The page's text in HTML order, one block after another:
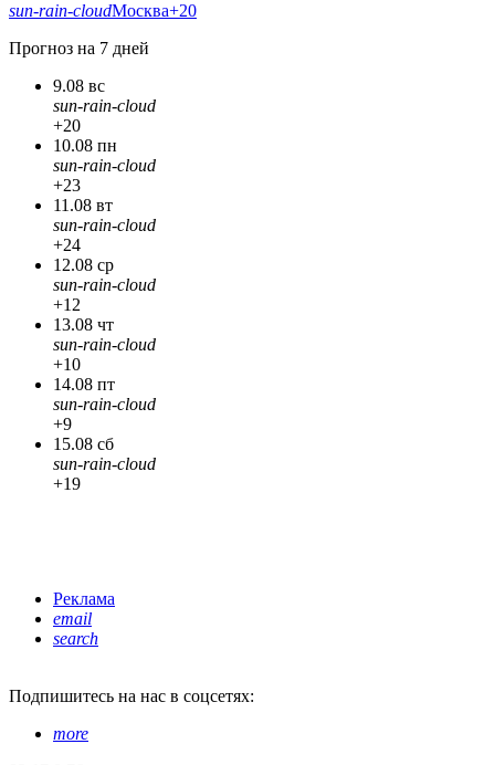
sun-rain-cloudМосква+20
Прогноз на 7 дней
9.08 вс
sun-rain-cloud
+20
10.08 пн
sun-rain-cloud
+23
11.08 вт
sun-rain-cloud
+24
12.08 ср
sun-rain-cloud
+12
13.08 чт
sun-rain-cloud
+10
14.08 пт
sun-rain-cloud
+9
15.08 сб
sun-rain-cloud
+19
Реклама
email
search
Подпишитесь на нас в соцсетях:
more